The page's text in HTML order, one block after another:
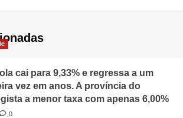
cai para 9,33% e regressa a um
vez em anos. A província do
a menor taxa com apenas 6,00%
0